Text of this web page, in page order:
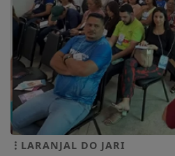
LARANJAL DO JARI